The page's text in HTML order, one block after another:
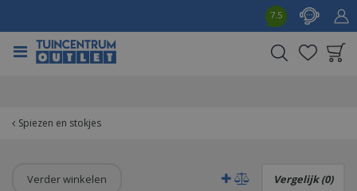
Spiezen en stokjes
7.5
Verder winkelen Vergelijk (0)